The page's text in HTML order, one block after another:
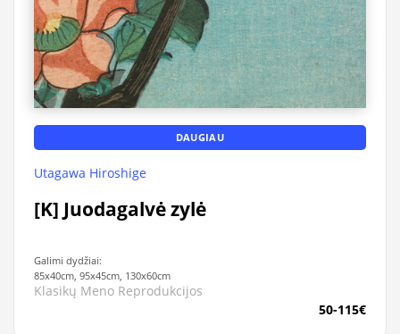
DAUGIAU
Utagawa Hiroshige
[K] Juodagalvė zylė
Galimi dydžiai:
85x40cm, 95x45cm, 130x60cm
Klasikų Meno Reprodukcijos
50-115€